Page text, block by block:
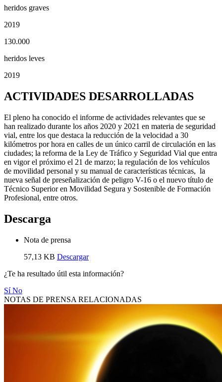
heridos graves
2019
130.000
heridos leves
2019
ACTIVIDADES DESARROLLADAS
El pleno ha conocido el informe de actividades relevantes que se
han realizado durante los años 2020 y 2021 en materia de seguridad
vial, entre los que destaca la reducción de la velocidad a 30
kilómetros por hora en calles de un único carril de circulación en las
ciudades; la reforma de la Ley de Tráfico y Seguridad Vial que entra
en vigor el próximo el 21 de marzo; la regulación de los vehículos
de movilidad personal y su manual de características técnicas, la
nueva señal de preseñalización de peligro V-16 o el nuevo título de
Técnico Superior en Movilidad Segura y Sostenible de Formación
Profesional, entre otros.
Descarga
Nota de prensa
57,13 KB Descargar
¿Te ha resultado útil esta información?
SíNo
NOTAS DE PRENSA RELACIONADAS